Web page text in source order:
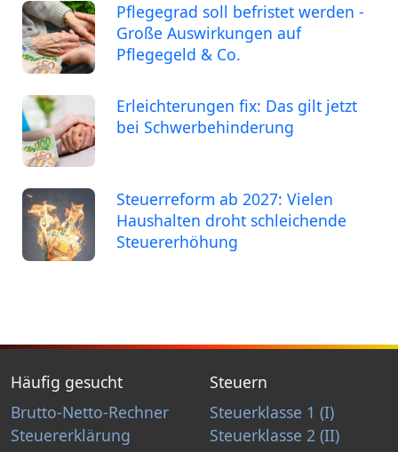
Pflegegrad soll befristet werden -
Große Auswirkungen auf
Pflegegeld & Co.
Erleichterungen fix: Das gilt jetzt
bei Schwerbehinderung
Steuerreform ab 2027: Vielen
Haushalten droht schleichende
Steuererhöhung
Häufig gesucht
Brutto-Netto-Rechner
Steuererklärung
Steuern
Steuerklasse 1 (I)
Steuerklasse 2 (II)